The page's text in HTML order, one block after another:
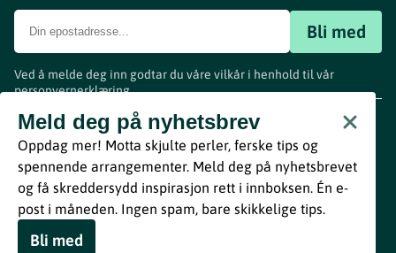
Bli med
Ved å melde deg inn godtar du våre vilkår i henhold til vår
personvernerklæring.
Meld deg på nyhetsbrev
Oppdag mer! Motta skjulte perler, ferske tips og
spennende arrangementer. Meld deg på nyhetsbrevet
og få skreddersydd inspirasjon rett i innboksen. Én e-
post i måneden. Ingen spam, bare skikkelige tips.
Bli med
www.visitvestfold.com
Turistinformasjon
Vestfold Fylkeskommune
ByBreakfast